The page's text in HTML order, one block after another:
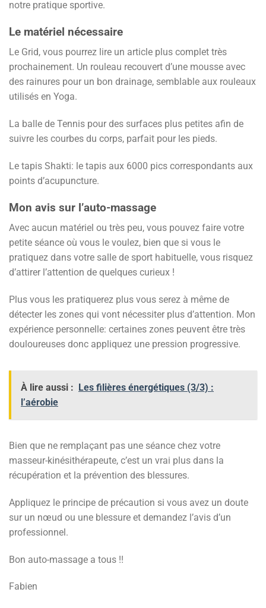
notre pratique sportive.
Le matériel nécessaire
Le Grid, vous pourrez lire un article plus complet très
prochainement. Un rouleau recouvert d’une mousse avec
des rainures pour un bon drainage, semblable aux rouleaux
utilisés en Yoga.
La balle de Tennis pour des surfaces plus petites afin de
suivre les courbes du corps, parfait pour les pieds.
Le tapis Shakti: le tapis aux 6000 pics correspondants aux
points d’acupuncture.
Mon avis sur l’auto-massage
Avec aucun matériel ou très peu, vous pouvez faire votre
petite séance où vous le voulez, bien que si vous le
pratiquez dans votre salle de sport habituelle, vous risquez
d’attirer l’attention de quelques curieux !
Plus vous les pratiquerez plus vous serez à même de
détecter les zones qui vont nécessiter plus d’attention. Mon
expérience personnelle: certaines zones peuvent être très
douloureuses donc appliquez une pression progressive.
À lire aussi : Les filières énergétiques (3/3) :
l’aérobie
Bien que ne remplaçant pas une séance chez votre
masseur-kinésithérapeute, c’est un vrai plus dans la
récupération et la prévention des blessures.
Appliquez le principe de précaution si vous avez un doute
sur un nœud ou une blessure et demandez l’avis d’un
professionnel.
Bon auto-massage a tous !!
Fabien